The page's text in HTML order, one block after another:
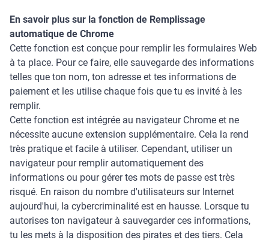
En savoir plus sur la fonction de Remplissage
automatique de Chrome
Cette fonction est conçue pour remplir les formulaires Web
à ta place. Pour ce faire, elle sauvegarde des informations
telles que ton nom, ton adresse et tes informations de
paiement et les utilise chaque fois que tu es invité à les
remplir.
Cette fonction est intégrée au navigateur Chrome et ne
nécessite aucune extension supplémentaire. Cela la rend
très pratique et facile à utiliser. Cependant, utiliser un
navigateur pour remplir automatiquement des
informations ou pour gérer tes mots de passe est très
risqué. En raison du nombre d'utilisateurs sur Internet
aujourd'hui, la cybercriminalité est en hausse. Lorsque tu
autorises ton navigateur à sauvegarder ces informations,
tu les mets à la disposition des pirates et des tiers. Cela